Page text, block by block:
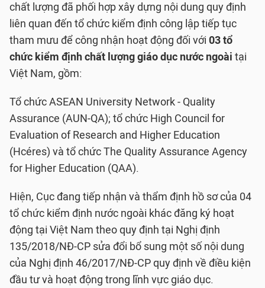
chất lượng đã phối hợp xây dựng nội dung quy định
liên quan đến tổ chức kiểm định công lập tiếp tục
tham mưu để công nhận hoạt động đối với 03 tổ
chức kiểm định chất lượng giáo dục nước ngoài tại
Việt Nam, gồm:
Tổ chức ASEAN University Network - Quality
Assurance (AUN-QA); tổ chức High Council for
Evaluation of Research and Higher Education
(Hcéres) và tổ chức The Quality Assurance Agency
for Higher Education (QAA).
Hiện, Cục đang tiếp nhận và thẩm định hồ sơ của 04
tổ chức kiểm định nước ngoài khác đăng ký hoạt
động tại Việt Nam theo quy định tại Nghị định
135/2018/NĐ-CP sửa đổi bổ sung một số nội dung
của Nghị định 46/2017/NĐ-CP quy định về điều kiện
đầu tư và hoạt động trong lĩnh vực giáo dục.